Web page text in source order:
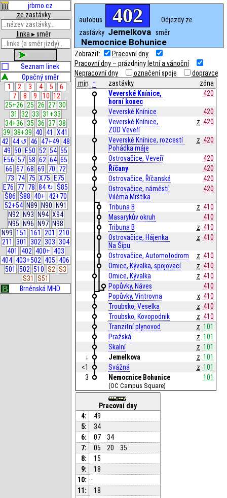
jrbrno.cz
ze zastávky
linka ▸ směr
Seznam linek
Opačný směr
1
2 3 4 5
6
7
8 9 10 12
25+26 25 26 27 30
31
32 33 31+33
34+36 35 36 37 38
39 38+39 40 41
X41
42 44 ↺ 46 47+49 48
49 50 E50 52 54 55
E56 57 58 62 64 65
66 67 68 69 70 72
73 74 75 X75
E75
E76 77 78 84 ↻ Š85
Š86 Š88 40+ 42+70
52+54 N89 N90
N91
N92
N93 N94 X94
N95
N96 N97 N98
N99 151 161 201
210
211
301 302 303 304
401
402 400+ 403
404 403+502 405 406
501
502 510 S2 S3
S31
S51
Brněnská MHD
autobus 402
Odjezdy ze
zastávky Jemelkova směr
Nemocnice Bohunice
Zobrazit:
Pracovní dny
Pracovní dny – prázdniny letní a vánoční
Nepracovní dny
označení spoje
dopravce
min
↑ zastávky
zóna
Veverské Knínice,
horní konec
420
Veverské Knínice
420
Veverské Knínice,
ZOD Veveří
z 420
Veverské Knínice, rozcestí
Pohádka máje
z 420
Ostrovačice, Veveří
420
Říčany
420
Ostrovačice, Říčanská
420
Ostrovačice, náměstí
Viléma Mrštíka
420
Tribuna B z 410
Masarykův okruh
410
Tribuna B
z 410
Ostrovačice, Hájenka
Na Šípu
z 410
Ostrovačice, Automotodrom z 410
Omice, Kývalka, spojovací
z 410
Omice, Kývalka
z 410
Popůvky, Náves
410
Popůvky, Vintrovna
x 410
Troubsko, Veselka
z 410
Troubsko, Kovopodnik
z 410
Tranzitní plynovod
z 101
Pražská
z 101
Skalní
z 101
↓
Jemelkova z 101
<1
Svážná z 101
3
Nemocnice Bohunice
(OC Campus Square)
101
Pracovní dny
4:
49
5:
34
6:
07
34
7:
05 20
35
8:
15
9:
18
10:
·
11:
18